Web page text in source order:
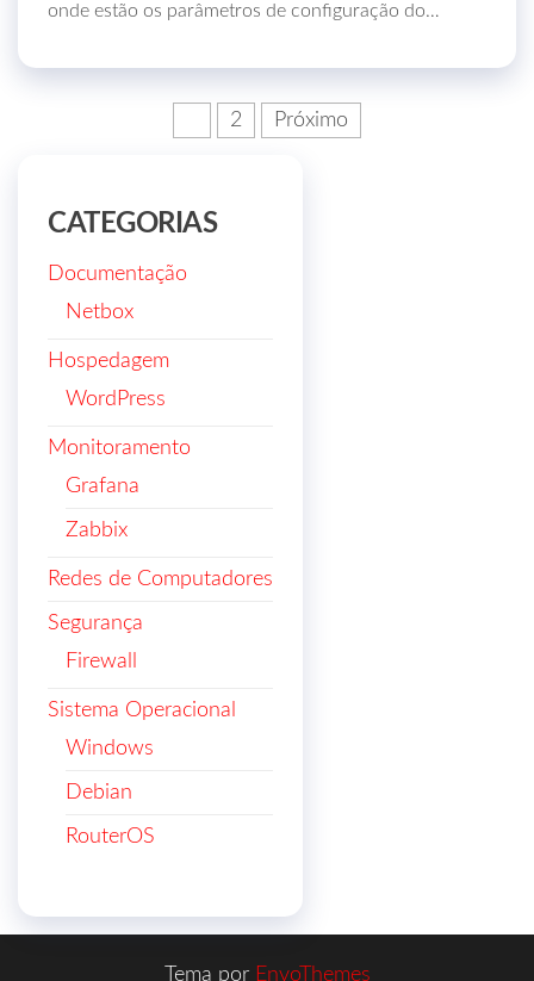
onde estão os parâmetros de configuração do…
2 Próximo
CATEGORIAS
Documentação
Netbox
Hospedagem
WordPress
Monitoramento
Grafana
Zabbix
Redes de Computadores
Segurança
Firewall
Sistema Operacional
Windows
Debian
RouterOS
Tema por EnvoThemes